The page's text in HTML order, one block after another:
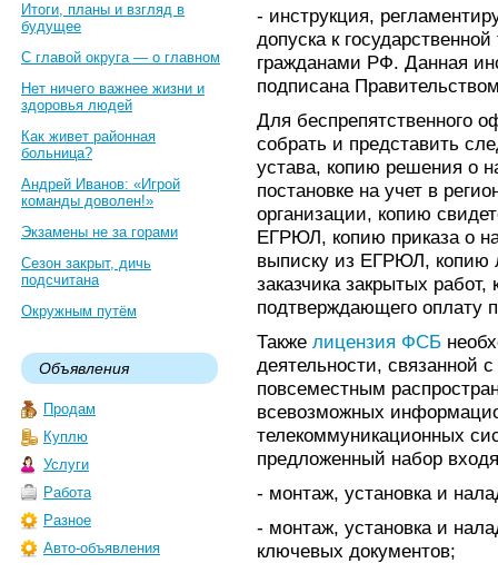
Итоги, планы и взгляд в
будущее
С главой округа — о главном
Нет ничего важнее жизни и
здоровья людей
Как живет районная
больница?
Андрей Иванов: «Игрой
команды доволен!»
Экзамены не за горами
Сезон закрыт, дичь
подсчитана
Окружным путём
Объявления
Продам
Куплю
Услуги
Работа
Разное
Авто-объявления
- инструкция,
допуска к
гражданами РФ. Данная
подписана
Для беспрепятственного
собрать и представить
устава, копию решения о
постановке на учет в
организации, копию
ЕГРЮЛ, копию приказа о
выписку из ЕГРЮЛ, копию
заказчика закрытых
подтверждающего оплату
Также лицензия ФСБ
деятельности, связанной
повсеместным
всевозможных
телекоммуникационных
предложенный набор
- монтаж, установка и
- монтаж, установка и
ключевых документов;